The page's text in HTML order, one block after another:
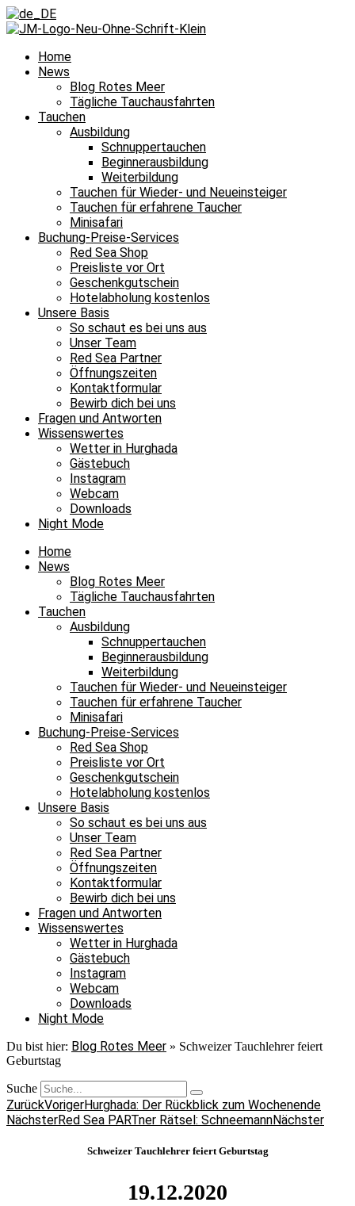
Home
News
Blog Rotes Meer
Tägliche Tauchausfahrten
Tauchen
Ausbildung
Schnuppertauchen
Beginnerausbildung
Weiterbildung
Tauchen für Wieder- und Neueinsteiger
Tauchen für erfahrene Taucher
Minisafari
Buchung-Preise-Services
Red Sea Shop
Preisliste vor Ort
Geschenkgutschein
Hotelabholung kostenlos
Unsere Basis
So schaut es bei uns aus
Unser Team
Red Sea Partner
Öffnungszeiten
Kontaktformular
Bewirb dich bei uns
Fragen und Antworten
Wissenswertes
Wetter in Hurghada
Gästebuch
Instagram
Webcam
Downloads
Night Mode
Home
News
Blog Rotes Meer
Tägliche Tauchausfahrten
Tauchen
Ausbildung
Schnuppertauchen
Beginnerausbildung
Weiterbildung
Tauchen für Wieder- und Neueinsteiger
Tauchen für erfahrene Taucher
Minisafari
Buchung-Preise-Services
Red Sea Shop
Preisliste vor Ort
Geschenkgutschein
Hotelabholung kostenlos
Unsere Basis
So schaut es bei uns aus
Unser Team
Red Sea Partner
Öffnungszeiten
Kontaktformular
Bewirb dich bei uns
Fragen und Antworten
Wissenswertes
Wetter in Hurghada
Gästebuch
Instagram
Webcam
Downloads
Night Mode
Du bist hier: Blog Rotes Meer » Schweizer Tauchlehrer feiert
Geburtstag
Suche
ZurückVorigerHurghada: Der Rückblick zum Wochenende
NächsterRed Sea PARTner Rätsel: SchneemannNächster
Schweizer Tauchlehrer feiert Geburtstag
19.12.2020